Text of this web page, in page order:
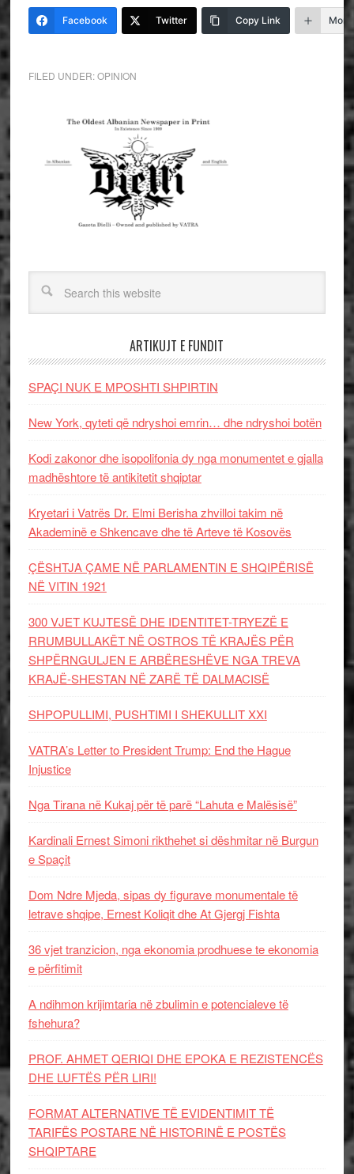
Facebook Twitter Copy Link More
FILED UNDER:OPINION
ARTIKUJT E FUNDIT
SPAÇI NUK E MPOSHTI SHPIRTIN
New York, qyteti që ndryshoi emrin… dhe ndryshoi botën
Kodi zakonor dhe isopolifonia dy nga monumentet e gjalla
madhështore të antikitetit shqiptar
Kryetari i Vatrës Dr. Elmi Berisha zhvilloi takim në
Akademinë e Shkencave dhe të Arteve të Kosovës
ÇËSHTJA ÇAME NË PARLAMENTIN E SHQIPËRISË
NË VITIN 1921
300 VJET KUJTESË DHE IDENTITET-TRYEZË E
RRUMBULLAKËT NË OSTROS TË KRAJËS PËR
SHPËRNGULJEN E ARBËRESHËVE NGA TREVA
KRAJË-SHESTAN NË ZARË TË DALMACISË
SHPOPULLIMI, PUSHTIMI I SHEKULLIT XXI
VATRA’s Letter to President Trump: End the Hague
Injustice
Nga Tirana në Kukaj për të parë “Lahuta e Malësisë”
Kardinali Ernest Simoni rikthehet si dëshmitar në Burgun
e Spaçit
Dom Ndre Mjeda, sipas dy figurave monumentale të
letrave shqipe, Ernest Koliqit dhe At Gjergj Fishta
36 vjet tranzicion, nga ekonomia prodhuese te ekonomia
e përfitimit
A ndihmon krijimtaria në zbulimin e potencialeve të
fshehura?
PROF. AHMET QERIQI DHE EPOKA E REZISTENCЁS
DHE LUFTЁS PЁR LIRI!
FORMAT ALTERNATIVE TË EVIDENTIMIT TË
TARIFËS POSTARE NË HISTORINË E POSTËS
SHQIPTARE